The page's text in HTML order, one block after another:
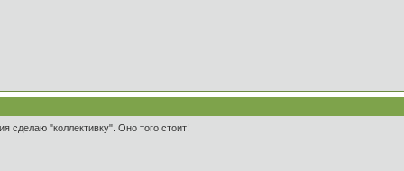
сделаю "коллективку". Оно того стоит!